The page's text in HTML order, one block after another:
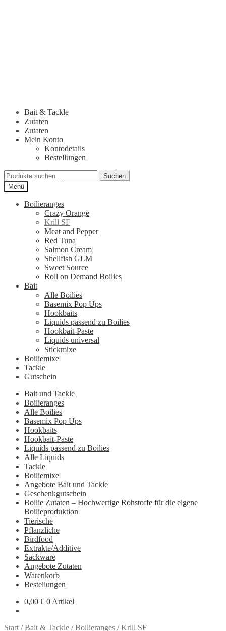
Bait & Tackle
Zutaten
Zutaten
Mein Konto
Kontodetails
Bestellungen
Suchen
nach:
Suchen
Menü
Boilieranges
Crazy Orange
Krill SF
Meat and Pepper
Red Tuna
Salmon Cream
Shellfish GLM
Sweet Source
Roll on Demand Boilies
Bait
Alle Boilies
Basemix Pop Ups
Hookbaits
Liquids passend zu Boilies
Hookbait-Paste
Liquids universal
Stickmixe
Boiliemixe
Tackle
Gutschein
Bait und Tackle
Boilieranges
Alle Boilies
Basemix Pop Ups
Hookbaits
Hookbait-Paste
Liquids passend zu Boilies
Alle Liquids
Tackle
Boiliemixe
Angebote Bait und Tackle
Geschenkgutschein
Boilie Zutaten – Hochwertige Rohstoffe für die eigene
Boilieproduktion
Tierische
Pflanzliche
Birdfood
Extrakte/Additive
Sackware
Angebote Zutaten
Warenkorb
Bestellungen
0,00 € 0 Artikel
Start /Bait & Tackle /Boilieranges /Krill SF